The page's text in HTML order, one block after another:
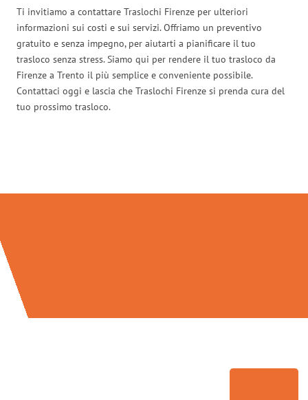
Ti invitiamo a contattare Traslochi Firenze per ulteriori
informazioni sui costi e sui servizi. Offriamo un preventivo
gratuito e senza impegno, per aiutarti a pianificare il tuo
trasloco senza stress. Siamo qui per rendere il tuo trasloco da
Firenze a Trento il più semplice e conveniente possibile.
Contattaci oggi e lascia che Traslochi Firenze si prenda cura del
tuo prossimo trasloco.